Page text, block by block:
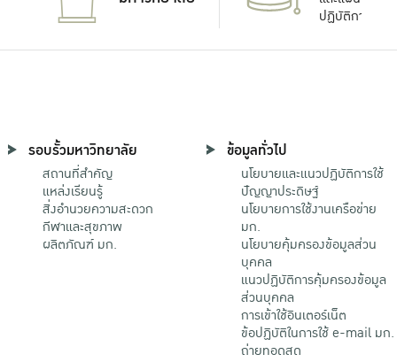
ปฏิบัติการ
รอบรั้วมหาวิทยาลัย
สถานที่สำคัญ
แหล่งเรียนรู้
สิ่งอำนวยความสะดวก
กีฬาและสุขภาพ
ผลิตภัณฑ์ มก.
ข้อมูลทั่วไป
นโยบายและแนวปฏิบัติการใช้
ปัญญาประดิษฐ์
นโยบายการใช้งานเครือข่าย
มก.
นโยบายคุ้มครองข้อมูลส่วน
บุคคล
แนวปฏิบัติการคุ้มครองข้อมูล
ส่วนบุคคล
การเข้าใช้อินเตอร์เน็ต
ข้อปฏิบัติในการใช้ e-mail มก.
ถ่ายทอดสด